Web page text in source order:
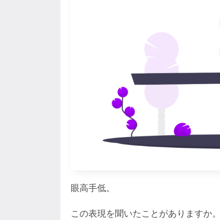
眼高手低。
この表現を聞いたことがありますか